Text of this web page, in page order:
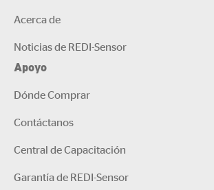
Acerca de
Noticias de REDI-Sensor
Apoyo
Dónde Comprar
Contáctanos
Central de Capacitación
Garantía de REDI-Sensor